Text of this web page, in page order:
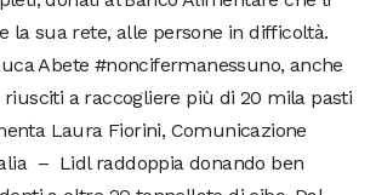
la sua rete, alle persone in difficoltà.
Abete #noncifermanessuno, anche
riusciti a raccogliere più di 20 mila pasti
Laura Fiorini, Comunicazione
– Lidl raddoppia donando ben